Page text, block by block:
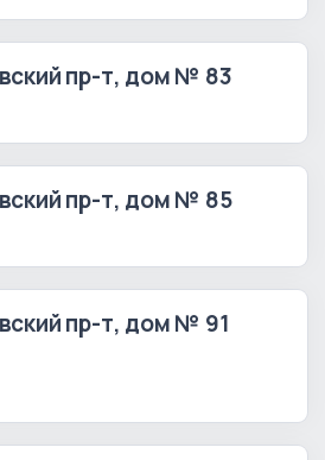
пр-т, дом № 83
пр-т, дом № 85
пр-т, дом № 91